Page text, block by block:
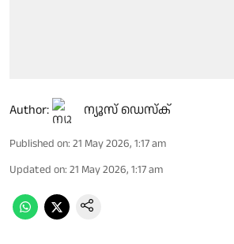
Author: ന്യൂസ് ഡെസ്ക്
Published on: 21 May 2026, 1:17 am
Updated on: 21 May 2026, 1:17 am